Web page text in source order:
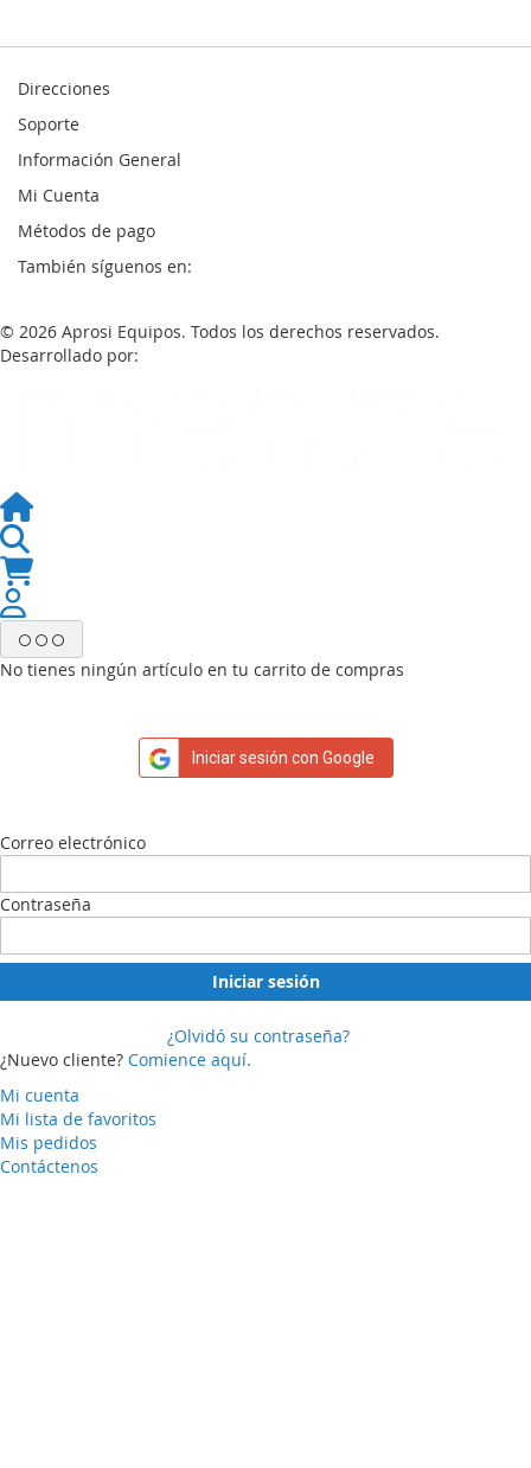
Direcciones
Soporte
Información General
Mi Cuenta
Métodos de pago
También síguenos en:
© 2026 Aprosi Equipos. Todos los derechos reservados.
Desarrollado por:
No tienes ningún artículo en tu carrito de compras
Iniciar sesión con Google
Correo electrónico
Contraseña
Iniciar sesión
¿Olvidó su contraseña?
¿Nuevo cliente? Comience aquí.
Mi cuenta
Mi lista de favoritos
Mis pedidos
Contáctenos